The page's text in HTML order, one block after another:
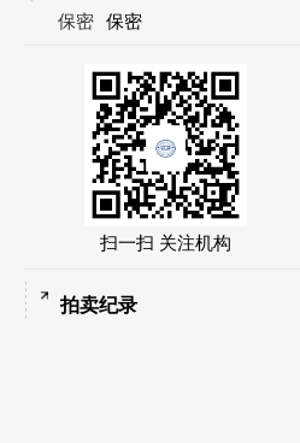
保密 保密
扫一扫 关注机构
拍卖纪录